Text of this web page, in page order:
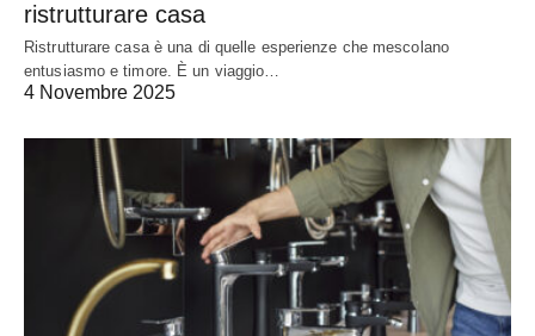
ristrutturare casa
Ristrutturare casa è una di quelle esperienze che mescolano
entusiasmo e timore. È un viaggio…
4 Novembre 2025